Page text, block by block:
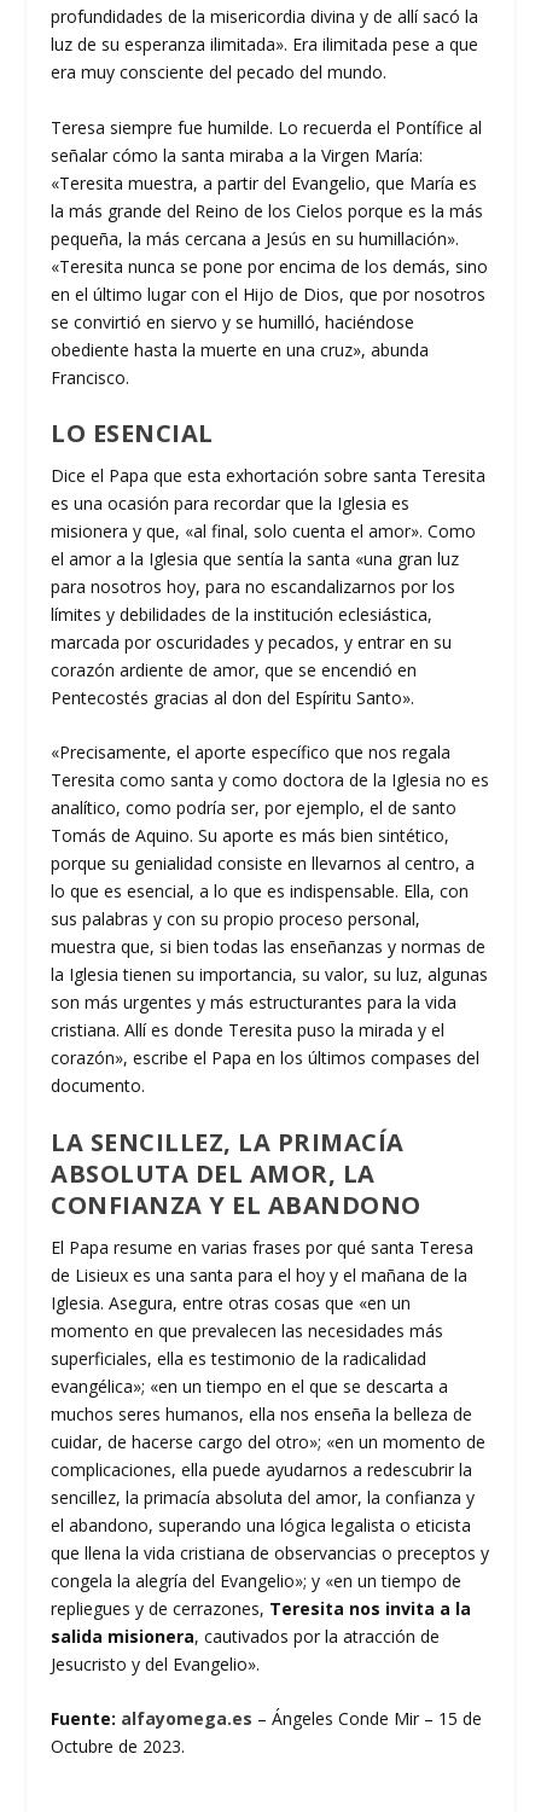
profundidades de la misericordia divina y de allí sacó la
luz de su esperanza ilimitada». Era ilimitada pese a que
era muy consciente del pecado del mundo.
Teresa siempre fue humilde. Lo recuerda el Pontífice al
señalar cómo la santa miraba a la Virgen María:
«Teresita muestra, a partir del Evangelio, que María es
la más grande del Reino de los Cielos porque es la más
pequeña, la más cercana a Jesús en su humillación».
«Teresita nunca se pone por encima de los demás, sino
en el último lugar con el Hijo de Dios, que por nosotros
se convirtió en siervo y se humilló, haciéndose
obediente hasta la muerte en una cruz», abunda
Francisco.
LO ESENCIAL
Dice el Papa que esta exhortación sobre santa Teresita
es una ocasión para recordar que la Iglesia es
misionera y que, «al final, solo cuenta el amor». Como
el amor a la Iglesia que sentía la santa «una gran luz
para nosotros hoy, para no escandalizarnos por los
límites y debilidades de la institución eclesiástica,
marcada por oscuridades y pecados, y entrar en su
corazón ardiente de amor, que se encendió en
Pentecostés gracias al don del Espíritu Santo».
«Precisamente, el aporte específico que nos regala
Teresita como santa y como doctora de la Iglesia no es
analítico, como podría ser, por ejemplo, el de santo
Tomás de Aquino. Su aporte es más bien sintético,
porque su genialidad consiste en llevarnos al centro, a
lo que es esencial, a lo que es indispensable. Ella, con
sus palabras y con su propio proceso personal,
muestra que, si bien todas las enseñanzas y normas de
la Iglesia tienen su importancia, su valor, su luz, algunas
son más urgentes y más estructurantes para la vida
cristiana. Allí es donde Teresita puso la mirada y el
corazón», escribe el Papa en los últimos compases del
documento.
LA SENCILLEZ, LA PRIMACÍA
ABSOLUTA DEL AMOR, LA
CONFIANZA Y EL ABANDONO
El Papa resume en varias frases por qué santa Teresa
de Lisieux es una santa para el hoy y el mañana de la
Iglesia. Asegura, entre otras cosas que «en un
momento en que prevalecen las necesidades más
superficiales, ella es testimonio de la radicalidad
evangélica»; «en un tiempo en el que se descarta a
muchos seres humanos, ella nos enseña la belleza de
cuidar, de hacerse cargo del otro»; «en un momento de
complicaciones, ella puede ayudarnos a redescubrir la
sencillez, la primacía absoluta del amor, la confianza y
el abandono, superando una lógica legalista o eticista
que llena la vida cristiana de observancias o preceptos y
congela la alegría del Evangelio»; y «en un tiempo de
repliegues y de cerrazones, Teresita nos invita a la
salida misionera, cautivados por la atracción de
Jesucristo y del Evangelio».
Fuente: alfayomega.es – Ángeles Conde Mir – 15 de
Octubre de 2023.